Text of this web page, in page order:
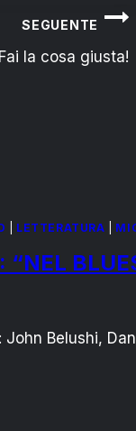
SEGUENTE
Fai la cosa giusta!
LETTERATURA
“NEL
Belushi,